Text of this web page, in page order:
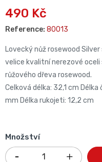
490 Kč
Reference: 80013
Lovecký nůž rosewood
velice kvalitní nerezové
růžového dřeva rosewood.
Celková délka: 32,1 cm
mm Délka rukojeti: 12,2 cm
Množství